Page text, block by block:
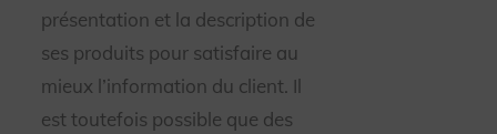
présentation et la description de
ses produits pour satisfaire au
mieux l’information du client. Il
est toutefois possible que des